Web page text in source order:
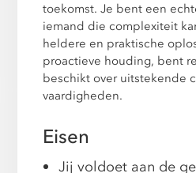
toekomst. Je bent een
iemand die complexiteit
heldere en praktische
proactieve houding, bent
beschikt over uitstekende
vaardigheden.
Eisen
Jij voldoet aan de